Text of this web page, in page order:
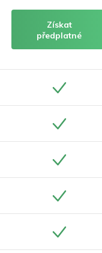
Získat
předplatné